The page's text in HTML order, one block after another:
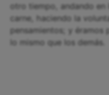
otro tiempo, andando en
carne, haciendo la
pensamientos; y éramos
lo mismo que los demás.